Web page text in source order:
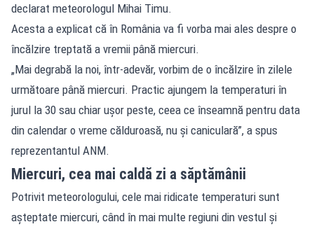
declarat meteorologul Mihai Timu.
Acesta a explicat că în România va fi vorba mai ales despre o
încălzire treptată a vremii până miercuri.
„Mai degrabă la noi, într-adevăr, vorbim de o încălzire în zilele
următoare până miercuri. Practic ajungem la temperaturi în
jurul la 30 sau chiar ușor peste, ceea ce înseamnă pentru data
din calendar o vreme călduroasă, nu și caniculară”, a spus
reprezentantul ANM.
Miercuri, cea mai caldă zi a săptămânii
Potrivit meteorologului, cele mai ridicate temperaturi sunt
așteptate miercuri, când în mai multe regiuni din vestul și